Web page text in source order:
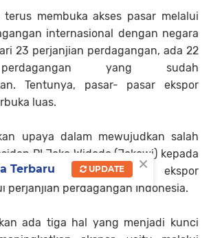
terus membuka akses pasar melalui
internasional dengan negara
23 perjanjian perdagangan, ada 22
yang sudah
Tentunya, pasar- pasar ekspor
luas.
upaya dalam mewujudkan salah
RI Joko Widodo (Jokowi) kepada
meningkatkan kinerja ekspor
perjanjian perdagangan Indonesia.
ada tiga hal yang menjadi kunci
×
Terbaru UPDATE